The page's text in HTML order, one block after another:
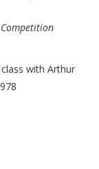
with Arthur